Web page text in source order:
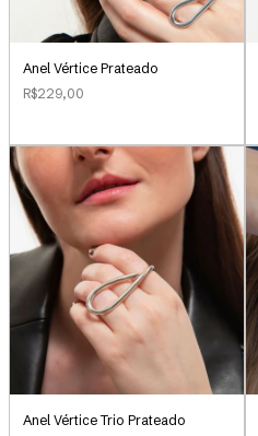
Anel Vértice Prateado
R$229,00
Anel Vértice Trio Prateado